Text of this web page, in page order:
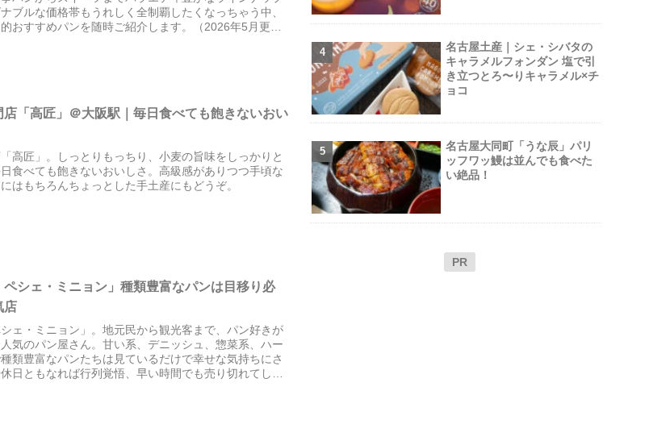
ブルな価格帯もうれしく全制覇したくなっちゃう中、
おすすめパンを随時ご紹介します。（2026年5月更
「高匠」＠大阪駅｜毎日食べても飽きないおい
高匠」。しっとりもっちり、小麦の旨味をしっかりと
食べても飽きないおいしさ。高級感がありつつ手頃な
はもちろんちょっとした手土産にもどうぞ。
シェ・ミニョン」種類豊富なパンは目移り必
店
ェ・ミニョン」。地元民から観光客まで、パン好きが
気のパン屋さん。甘い系、デニッシュ、惣菜系、ハー
類豊富なパンたちは見ているだけで幸せな気持ちにさ
日ともなれば行列覚悟、早い時間でも売り切れてしま
名古屋土産｜シェ・シバタの
キャラメルフォンダン 塩で引
き立つとろ〜りキャラメル×チ
ョコ
名古屋大同町「うな辰」パリ
ッフワッ鰻は並んでも食べた
い絶品！
PR